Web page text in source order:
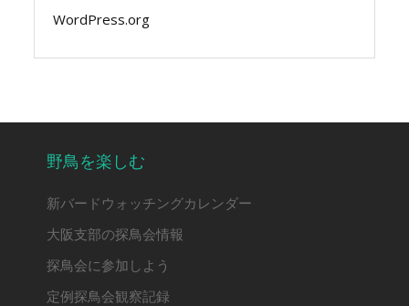
WordPress.org
野鳥を楽しむ
新バードウォッチングカレンダー
大阪支部の探鳥会情報
探鳥会に参加しよう
定例探鳥会観察記録